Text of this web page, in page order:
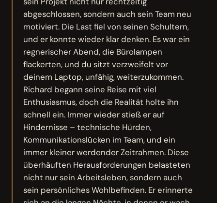
abgeschlossen, sondern auch sein Team neu
motiviert. Die Last fiel von seinen Schultern,
und er konnte wieder klar denken. Es war ein
regnerischer Abend, die Bürolampen
flackerten, und du sitzt verzweifelt vor
deinem Laptop, unfähig, weiterzukommen.
Richard begann seine Reise mit viel
Enthusiasmus, doch die Realität holte ihn
schnell ein. Immer wieder stieß er auf
Hindernisse – technische Hürden,
Kommunikationslücken im Team, und ein
immer kleiner werdender Zeitrahmen. Diese
überhäuften Herausforderungen belasteten
nicht nur sein Arbeitsleben, sondern auch
sein persönliches Wohlbefinden. Er erinnerte